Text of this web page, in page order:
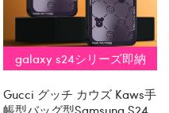
galaxy s24シリーズ即納
Gucci グッチ カウズ Kaws手